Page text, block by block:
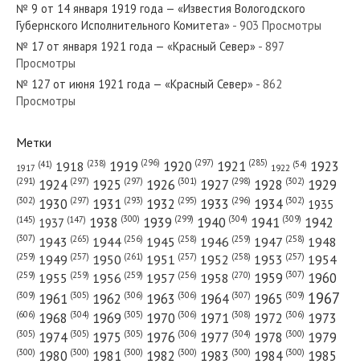
№ 63 от марта 1955 года —
«Красный Север»
№ 207 от октября 1947 года —
№ 9 от 14 января 1919 года — «Известия Вологодского
Губернского Исполнительного Комитета» - 903 Просмотры
№ 17 от января 1921 года — «Красный Север» - 897
Просмотры
№ 127 от июня 1921 года — «Красный Север» - 862
Просмотры
Метки
1917 (41) 1918 (238) 1919 (296) 1920 (297) 1921 (285) 1922 (54) 1923
(291) 1924 (297) 1925 (297) 1926 (301) 1927 (298) 1928 (302) 1929
(302) 1930 (297) 1931 (293) 1932 (295) 1933 (296) 1934 (302) 1935
(145) 1937 (147) 1938 (300) 1939 (299) 1940 (304) 1941 (309) 1942
(307) 1943 (265) 1944 (256) 1945 (258) 1946 (259) 1947 (258) 1948
(259) 1949 (257) 1950 (261) 1951 (257) 1952 (258) 1953 (257) 1954
(259) 1955 (259) 1956 (259) 1957 (256) 1958 (270) 1959 (307) 1960
(309) 1961 (305) 1962 (306) 1963 (306) 1964 (307) 1965 (309) 1967
(606) 1968 (304) 1969 (305) 1970 (306) 1971 (308) 1972 (306) 1973
(305) 1974 (305) 1975 (305) 1976 (306) 1977 (304) 1978 (300) 1979
(300) 1980 (300) 1981 (300) 1982 (300) 1983 (300) 1984 (300) 1985